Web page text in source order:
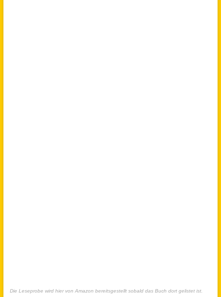
Die Leseprobe wird hier von Amazon bereitsgestellt sobald das Buch dort gelistet ist.